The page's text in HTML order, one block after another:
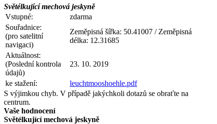
Světélkující mechová jeskyně
Vstupné:
zdarma
Souřadnice:
(pro satelitní
navigaci)
Zeměpisná šířka: 50.41007 / Zeměpisná
délka: 12.31685
Aktuálnost:
(Poslední kontrola
údajů)
23. 10. 2019
ke stažení:
leuchtmooshoehle.pdf
S výjimkou chyb. V případě jakýchkoli dotazů se obraťte na
centrum.
Vaše hodnocení
Světélkující mechová jeskyně